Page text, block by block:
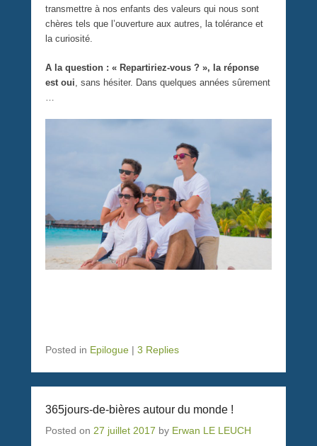
transmettre à nos enfants des valeurs qui nous sont
chères tels que l’ouverture aux autres, la tolérance et
la curiosité.
A la question : « Repartiriez-vous ? », la réponse
est oui, sans hésiter. Dans quelques années sûrement
…
Posted in Epilogue | 3 Replies
365jours-de-bières autour du monde !
Posted on 27 juillet 2017 by Erwan LE LEUCH